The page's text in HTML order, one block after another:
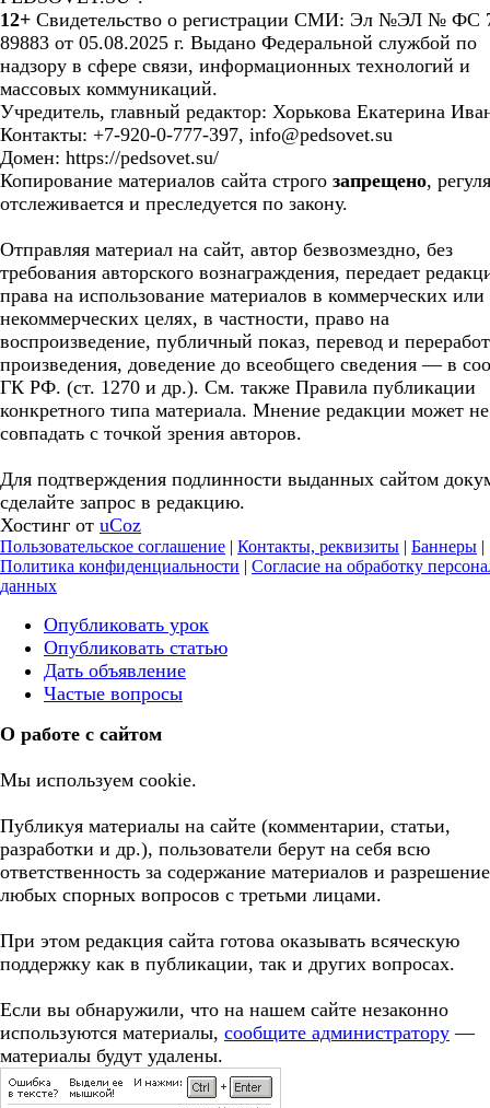
12+ Свидетельство о регистрации СМИ: Эл №ЭЛ № ФС
89883 от 05.08.2025 г. Выдано Федеральной службой по
надзору в сфере связи, информационных технологий и
массовых коммуникаций.
Учредитель, главный редактор: Хорькова Екатерина
Контакты: +7-920-0-777-397, info@pedsovet.su
Домен: https://pedsovet.su/
Копирование материалов сайта строго запрещено,
отслеживается и преследуется по закону.
Отправляя материал на сайт, автор безвозмездно, без
требования авторского вознаграждения, передает
права на использование материалов в коммерческих или
некоммерческих целях, в частности, право на
воспроизведение, публичный показ, перевод и
произведения, доведение до всеобщего сведения — в
ГК РФ. (ст. 1270 и др.). См. также Правила публикации
конкретного типа материала. Мнение редакции может не
совпадать с точкой зрения авторов.
Для подтверждения подлинности выданных сайтом
сделайте запрос в редакцию.
Хостинг от uCoz
Пользовательское соглашение | Контакты, реквизиты | Баннеры |
Политика конфиденциальности | Согласие на обработку
данных
Опубликовать урок
Опубликовать статью
Дать объявление
Частые вопросы
О работе с сайтом
Мы используем cookie.
Публикуя материалы на сайте (комментарии, статьи,
разработки и др.), пользователи берут на себя всю
ответственность за содержание материалов и разрешение
любых спорных вопросов с третьми лицами.
При этом редакция сайта готова оказывать всяческую
поддержку как в публикации, так и других вопросах.
Если вы обнаружили, что на нашем сайте незаконно
используются материалы, сообщите администратору —
материалы будут удалены.